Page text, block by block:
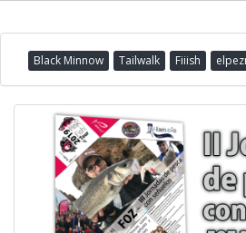
Black Minnow Tailwalk Fiiish